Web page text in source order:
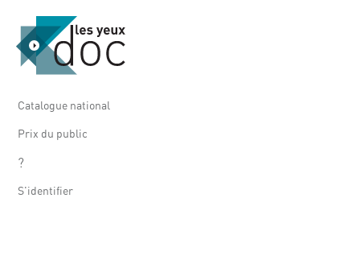
Catalogue national
Prix du public
?
S'identifier